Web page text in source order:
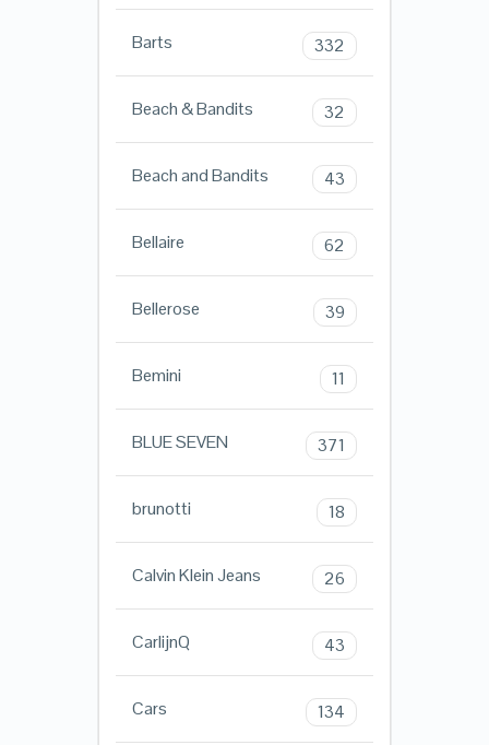
Barts 332
Beach & Bandits 32
Beach and Bandits 43
Bellaire 62
Bellerose 39
Bemini 11
BLUE SEVEN 371
brunotti 18
Calvin Klein Jeans 26
CarlijnQ 43
Cars 134